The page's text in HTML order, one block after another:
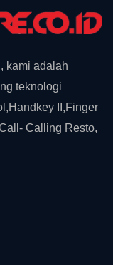
kami adalah
teknologi
II,Finger
Calling Resto,